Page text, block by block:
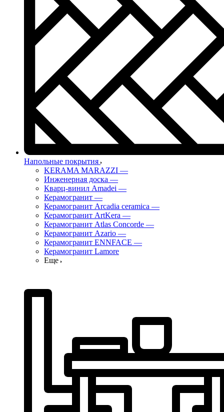
Напольные покрытия
KERAMA MARAZZI —
Инженерная доска —
Кварц-винил Amadei —
Керамогранит —
Керамогранит Arcadia ceramica —
Керамогранит ArtKera —
Керамогранит Atlas Concorde —
Керамогранит Azario —
Керамогранит ENNFACE —
Керамогранит Lamore
Еще